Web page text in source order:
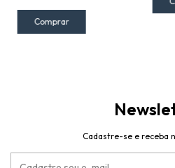
Cadastre-se e receba